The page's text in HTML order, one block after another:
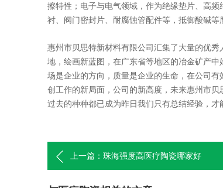
擦特性；电子与电气领域，作为绝缘垫片、高
衬、阀门密封片、耐腐蚀管配件等，抵御酸碱
惠州市贝思特新材料有限公司汇集了大量的优
地，绘画新蓝图，在广东省等地区的冶金矿产
场是企业的方向，质量是企业的生命，在公司
创工作的新局面，公司的新高度，未来惠州市
过去的种种都已成为昨日我们只有总结经验，
上一篇：珠海强度高医疗陶瓷哪家好